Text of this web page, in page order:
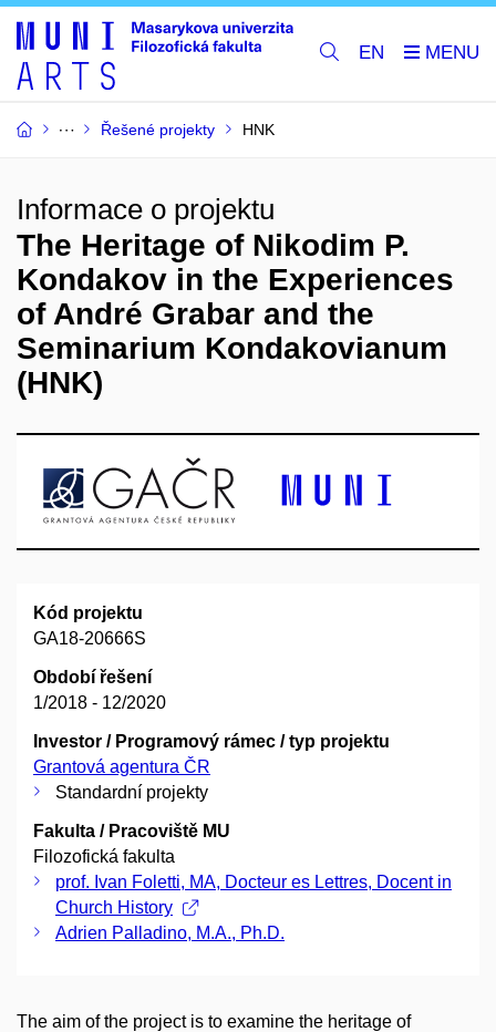
EN
Řešené projekty HNK
Informace o projektu
The Heritage of Nikodim P.
Kondakov in the Experiences
of André Grabar and the
Seminarium Kondakovianum
(HNK)
Kód projektu
GA18-20666S
Období řešení
1/2018 - 12/2020
Investor / Programový rámec / typ projektu
Grantová agentura ČR
Standardní projekty
Fakulta / Pracoviště MU
Filozofická fakulta
prof. Ivan Foletti, MA, Docteur es Lettres, Docent in
Church History
Adrien Palladino, M.A., Ph.D.
The aim of the project is to examine the heritage of